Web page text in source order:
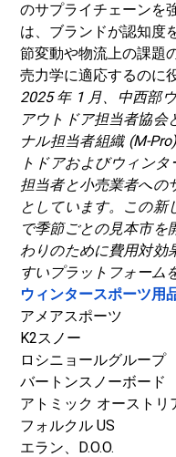
のサプライチェーンを
は、ブランドが認知度
節変動や物流上の課題
売力学に適応するのに
2025 年 1 月、中西部
アウトドア担当者協会
ナル担当者組織 (M-
トドアおよびウィン
担当者と小売業者への
としています。この新
で季節ごとの見本市を
わりのために費用対効
すいプラットフォーム
ウィンタースポーツ用
アメアスポーツ
K2スノー
ロシニョールグループ
バートンスノーボード
アトミック オーストリ
フォルクル US
エラン、D.O.O.